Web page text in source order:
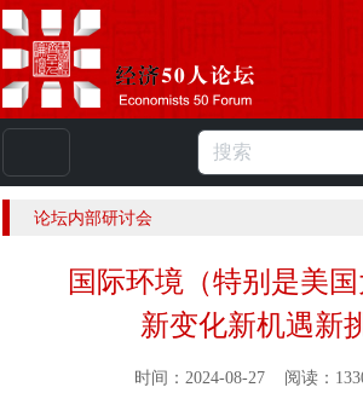
论坛内部研讨会
国际环境（特别是美
新变化新机遇新
时间：2024-08-27 阅读：